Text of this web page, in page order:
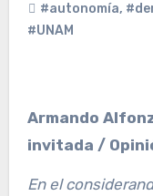
#autonomía,
#UNAM
Armando Alfonzo Jiménez / Columna
invitada /
En el